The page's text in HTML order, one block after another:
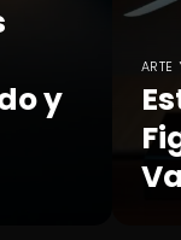
y
ARTE